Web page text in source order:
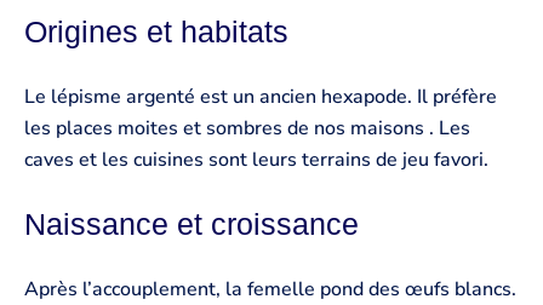
Origines et habitats
Le lépisme argenté est un ancien hexapode. Il préfère
les places moites et sombres de nos maisons . Les
caves et les cuisines sont leurs terrains de jeu favori.
Naissance et croissance
Après l’accouplement, la femelle pond des œufs blancs.